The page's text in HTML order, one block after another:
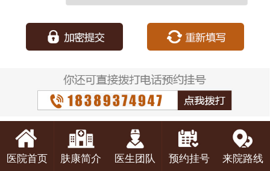
医院首页 肤康简介 医生团队 预约挂号 来院路线